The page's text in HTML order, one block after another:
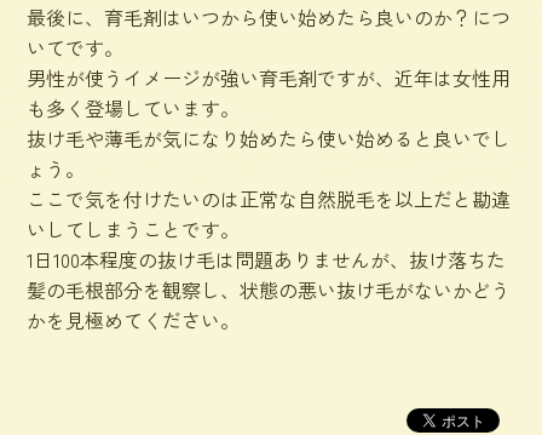
最後に、育毛剤はいつから使い始めたら良いのか？につ
いてです。
男性が使うイメージが強い育毛剤ですが、近年は女性用
も多く登場しています。
抜け毛や薄毛が気になり始めたら使い始めると良いでし
ょう。
ここで気を付けたいのは正常な自然脱毛を以上だと勘違
いしてしまうことです。
1日100本程度の抜け毛は問題ありませんが、抜け落ちた
髪の毛根部分を観察し、状態の悪い抜け毛がないかどう
かを見極めてください。